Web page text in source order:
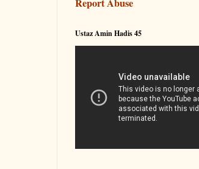
Report Abuse
Ustaz Amin Hadis 45